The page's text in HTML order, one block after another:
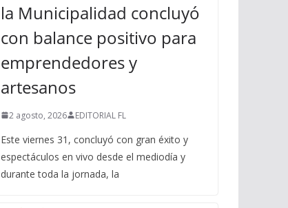
la Municipalidad concluyó
con balance positivo para
emprendedores y
artesanos
2 agosto, 2026 EDITORIAL FL
Este viernes 31, concluyó con gran éxito y
espectáculos en vivo desde el mediodía y
durante toda la jornada, la